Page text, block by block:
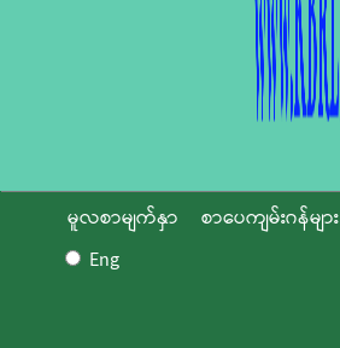
မူလစာမျက်နှာ စာပေကျမ်းဂန်များ
Eng